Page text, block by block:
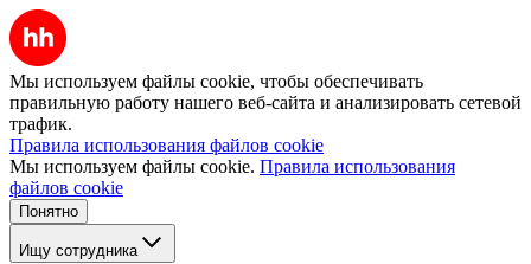
Мы используем файлы cookie, чтобы обеспечивать
правильную работу нашего веб-сайта и анализировать сетевой
трафик.
Правила использования файлов cookie
Мы используем файлы cookie. Правила использования
файлов cookie
Понятно
Ищу сотрудника